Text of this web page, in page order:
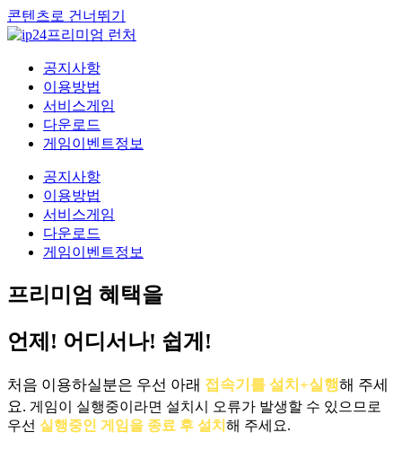
콘텐츠로 건너뛰기
공지사항
이용방법
서비스게임
다운로드
게임이벤트정보
공지사항
이용방법
서비스게임
다운로드
게임이벤트정보
프리미엄 혜택을
언제! 어디서나! 쉽게!
처음 이용하실분은 우선 아래 접속기를 설치+실행해 주세
요. 게임이 실행중이라면 설치시 오류가 발생할 수 있으므로
우선 실행중인 게임을 종료 후 설치 해 주세요.